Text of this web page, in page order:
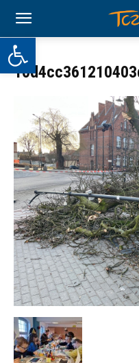
Otwórz pasek narzędzi